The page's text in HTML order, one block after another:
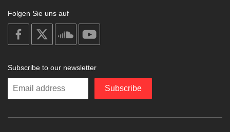
Folgen Sie uns auf
on
facebook
soundcloud
Subscribe to our newsletter
Enter
Subscribe